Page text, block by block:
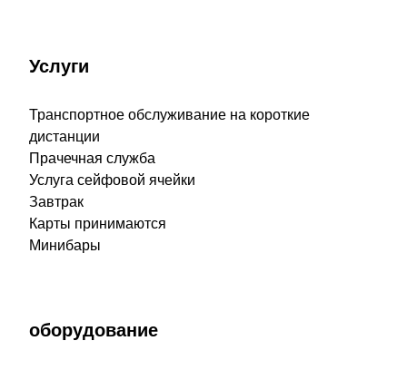
Услуги
Транспортное обслуживание на короткие
дистанции
Прачечная служба
Услуга сейфовой ячейки
Завтрак
Карты принимаются
Минибары
оборудование